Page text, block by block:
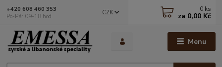
Menu
CZK
+420 608 460 353
Po-Pá: 09-18 hod.
0 ks
za 0,00 Kč